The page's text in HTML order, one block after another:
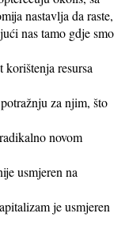
nastavlja da raste,
nas tamo gdje smo
resursa
za njim, što
novom
usmjeren na
je usmjeren